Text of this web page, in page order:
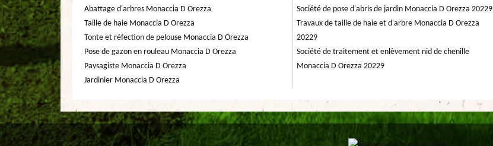
Abattage d'arbres Monaccia D Orezza
Taille de haie Monaccia D Orezza
Tonte et réfection de pelouse Monaccia D Orezza
Pose de gazon en rouleau Monaccia D Orezza
Paysagiste Monaccia D Orezza
Jardinier Monaccia D Orezza
Société de pose d'abris de jardin Monaccia D Orezza 20229
Travaux de taille de haie et d'arbre Monaccia D Orezza
20229
Société de traitement et enlèvement nid de chenille
Monaccia D Orezza 20229